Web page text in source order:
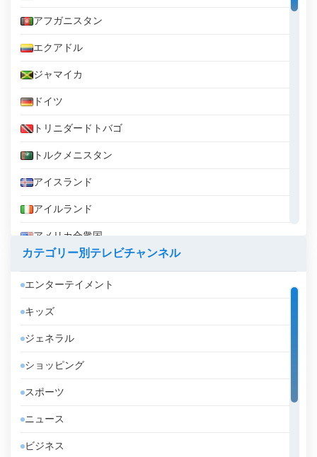
アフガニスタン
エクアドル
ジャマイカ
ドイツ
トリニダードトバゴ
トルクメニスタン
アイスランド
アイルランド
アメリカ合衆国
アルジェリア
アルゼンチン
アルバ
アルバニア
アルメニア
アンゴラ
アンドラ
カテゴリー別テレビチャンネル
エンターテイメント
キッズ
ジェネラル
ショッピング
スポーツ
ニュース
ビジネス